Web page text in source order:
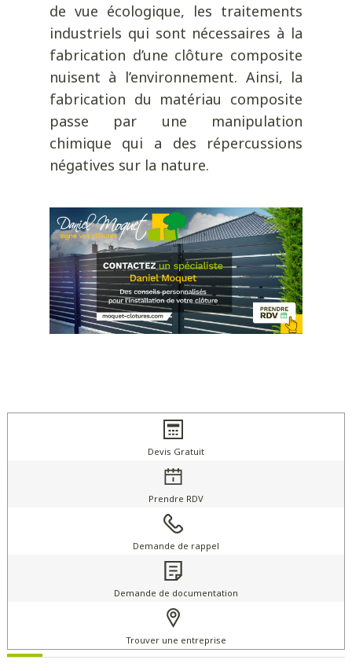
de vue écologique, les traitements
industriels qui sont nécessaires à la
fabrication d’une clôture composite
nuisent à l’environnement. Ainsi, la
fabrication du matériau composite
passe par une manipulation
chimique qui a des répercussions
négatives sur la nature.
Devis Gratuit
Prendre RDV
Demande de rappel
Demande de documentation
Trouver une entreprise